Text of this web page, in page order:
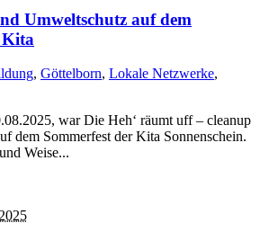
Umweltschutz auf dem
Kita
, Göttelborn, Lokale Netzwerke,
war Die Heh‘ räumt uff – cleanup
dem Sommerfest der Kita Sonnenschein.
Weise...